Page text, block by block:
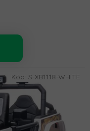
Kód: S-XB1118-WHITE